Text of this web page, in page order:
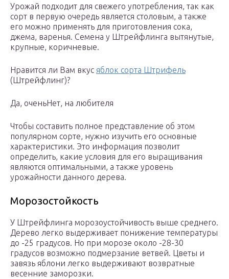
Урожай подходит для свежего употребления, так как
сорт в первую очередь является столовым, а также
его можно применять для приготовления сока,
джема, варенья. Семена у Штрейфлинга вытянутые,
крупные, коричневые.
Нравится ли Вам вкус яблок сорта Штрифель
(Штрейфлинг)?
Да, оченьНет, на любителя
Чтобы составить полное представление об этом
популярном сорте, нужно изучить его основные
характеристики. Это информация позволит
определить, какие условия для его выращивания
являются оптимальными, а также уровень
урожайности данного дерева.
Морозостойкость
У Штрейфлинга морозоустойчивость выше среднего.
Дерево легко выдерживает понижение температуры
до -25 градусов. Но при морозе около -28-30
градусов возможно подмерзание ветвей. Цветы и
завязь яблони легко выдерживают возвратные
весенние заморозки.